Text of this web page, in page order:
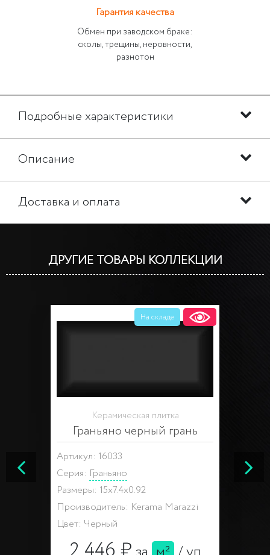
Гарантия качества
Обмен при заводском браке:
сколы, трещины, неровности,
разнотон
Подробные характеристики
Описание
Доставка и оплата
ДРУГИЕ ТОВАРЫ КОЛЛЕКЦИИ
На складе
Керамическая плитка
Граньяно черный грань
Артикул: 16033
Серия: Граньяно
Размеры: 15x7.4x0.92
Производитель: Kerama Marazzi
Цвет: Черный